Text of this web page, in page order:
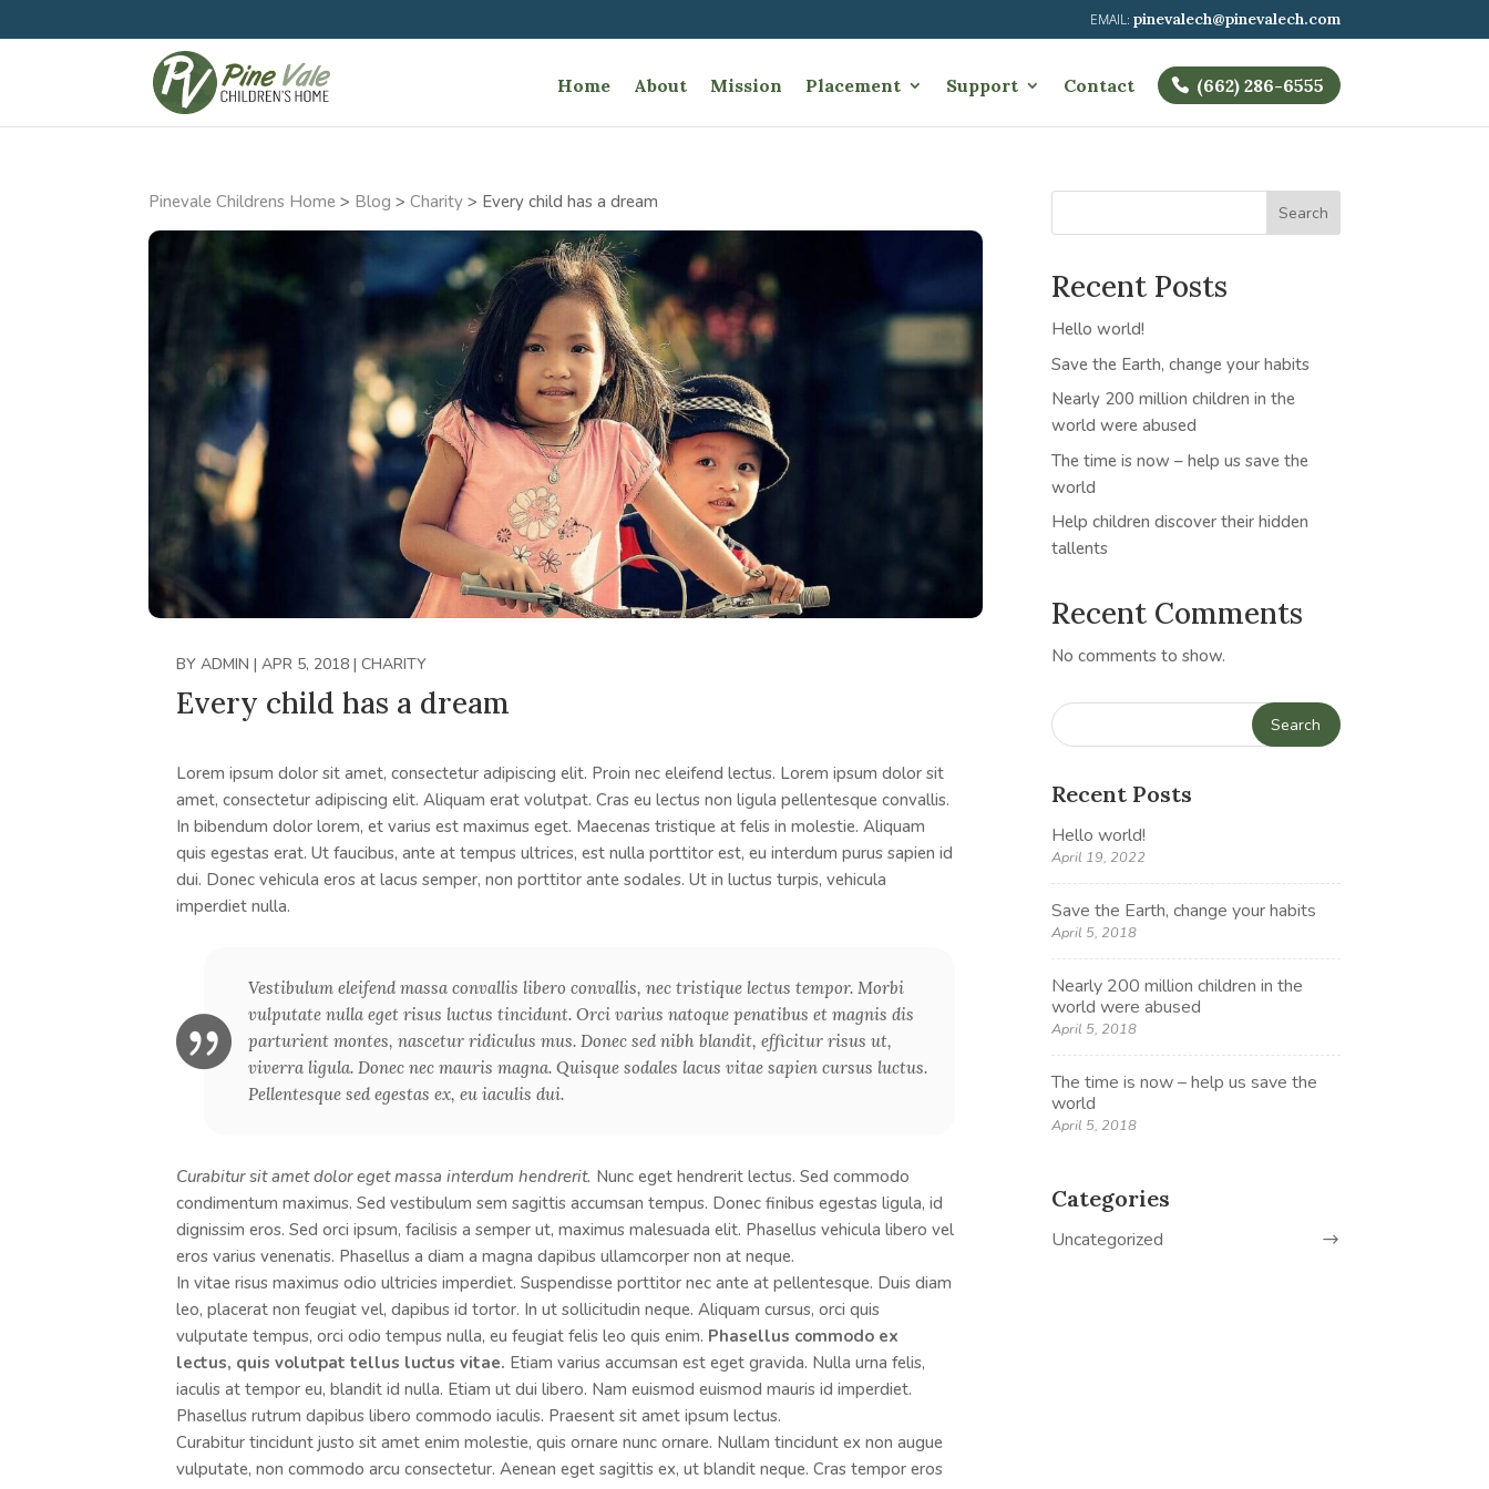
pinevalech@pinevalech.com
Home About Mission Placement Support Contact (662) 286-6555
Pinevale Childrens Home > Blog >Charity > Every child has a dream
BYADMIN |APR 5, 2018 |CHARITY
Every child has a dream
Lorem ipsum dolor sit amet, consectetur adipiscing elit. Proin nec eleifend lectus. Lorem ipsum dolor sit
amet, consectetur adipiscing elit. Aliquam erat volutpat. Cras eu lectus non ligula pellentesque convallis.
In bibendum dolor lorem, et varius est maximus eget. Maecenas tristique at felis in molestie. Aliquam
quis egestas erat. Ut faucibus, ante at tempus ultrices, est nulla porttitor est, eu interdum purus sapien id
dui. Donec vehicula eros at lacus semper, non porttitor ante sodales. Ut in luctus turpis, vehicula
imperdiet nulla.
Vestibulum eleifend massa convallis libero convallis, nec tristique lectus tempor. Morbi
vulputate nulla eget risus luctus tincidunt. Orci varius natoque penatibus et magnis dis
parturient montes, nascetur ridiculus mus. Donec sed nibh blandit, efficitur risus ut,
viverra ligula. Donec nec mauris magna. Quisque sodales lacus vitae sapien cursus luctus.
Pellentesque sed egestas ex, eu iaculis dui.
Curabitur sit amet dolor eget massa interdum hendrerit. Nunc eget hendrerit lectus. Sed commodo
condimentum maximus. Sed vestibulum sem sagittis accumsan tempus. Donec finibus egestas ligula, id
dignissim eros. Sed orci ipsum, facilisis a semper ut, maximus malesuada elit. Phasellus vehicula libero vel
eros varius venenatis. Phasellus a diam a magna dapibus ullamcorper non at neque.
In vitae risus maximus odio ultricies imperdiet. Suspendisse porttitor nec ante at pellentesque. Duis diam
leo, placerat non feugiat vel, dapibus id tortor. In ut sollicitudin neque. Aliquam cursus, orci quis
vulputate tempus, orci odio tempus nulla, eu feugiat felis leo quis enim. Phasellus commodo ex
lectus, quis volutpat tellus luctus vitae. Etiam varius accumsan est eget gravida. Nulla urna felis,
iaculis at tempor eu, blandit id nulla. Etiam ut dui libero. Nam euismod euismod mauris id imperdiet.
Phasellus rutrum dapibus libero commodo iaculis. Praesent sit amet ipsum lectus.
Curabitur tincidunt justo sit amet enim molestie, quis ornare nunc ornare. Nullam tincidunt ex non augue
vulputate, non commodo arcu consectetur. Aenean eget sagittis ex, ut blandit neque. Cras tempor eros
Search
Recent Posts
Hello world!
Save the Earth, change your habits
Nearly 200 million children in the
world were abused
The time is now – help us save the
world
Help children discover their hidden
tallents
Recent Comments
No comments to show.
Recent Posts
Hello world!
April 19, 2022
Save the Earth, change your habits
April 5, 2018
Nearly 200 million children in the
world were abused
April 5, 2018
The time is now – help us save the
world
April 5, 2018
Categories
Uncategorized